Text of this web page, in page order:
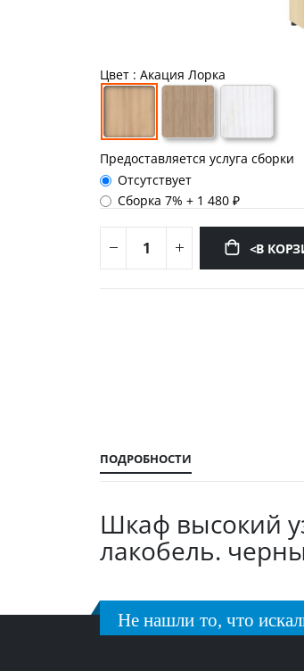
Цвет : Акация Лорка
Предоставляется услуга сборки
Отсутствует
Сборка 7%+ 1 480 ₽
<В
ПОДРОБНОСТИ
Шкаф высокий
лакобель.
Не нашли то, что